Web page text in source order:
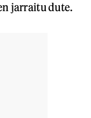
jarraitu dute.